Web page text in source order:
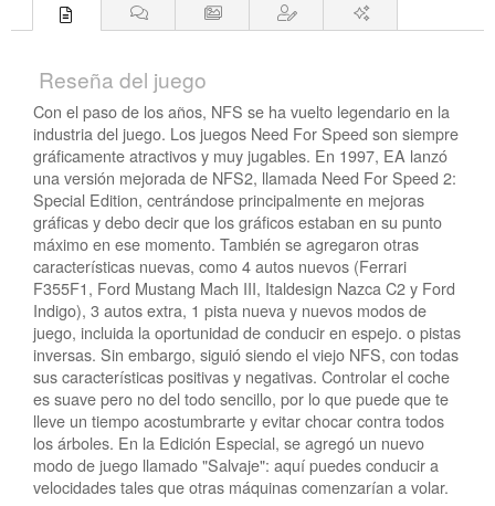
Reseña del juego
Con el paso de los años, NFS se ha vuelto legendario en la
industria del juego. Los juegos Need For Speed son siempre
gráficamente atractivos y muy jugables. En 1997, EA lanzó
una versión mejorada de NFS2, llamada Need For Speed 2:
Special Edition, centrándose principalmente en mejoras
gráficas y debo decir que los gráficos estaban en su punto
máximo en ese momento. También se agregaron otras
características nuevas, como 4 autos nuevos (Ferrari
F355F1, Ford Mustang Mach III, Italdesign Nazca C2 y Ford
Indigo), 3 autos extra, 1 pista nueva y nuevos modos de
juego, incluida la oportunidad de conducir en espejo. o pistas
inversas. Sin embargo, siguió siendo el viejo NFS, con todas
sus características positivas y negativas. Controlar el coche
es suave pero no del todo sencillo, por lo que puede que te
lleve un tiempo acostumbrarte y evitar chocar contra todos
los árboles. En la Edición Especial, se agregó un nuevo
modo de juego llamado "Salvaje": aquí puedes conducir a
velocidades tales que otras máquinas comenzarían a volar.